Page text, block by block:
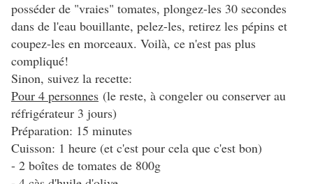
posséder de "vraies" tomates, plongez-les 30 secondes
dans de l'eau bouillante, pelez-les, retirez les pépins et
coupez-les en morceaux. Voilà, ce n'est pas plus
compliqué!
Sinon, suivez la recette:
Pour 4 personnes (le reste, à congeler ou conserver au
réfrigérateur 3 jours)
Préparation: 15 minutes
Cuisson: 1 heure (et c'est pour cela que c'est bon)
- 2 boîtes de tomates de 800g